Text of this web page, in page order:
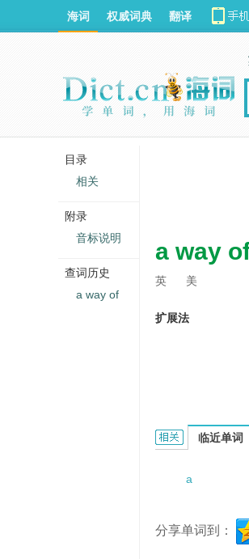
a way
英 美
扩展法
a way of临近单词
a
分享单词到：
海词 权威词典 翻译
目录
相关
附录
音标说明
查词历史
a way of